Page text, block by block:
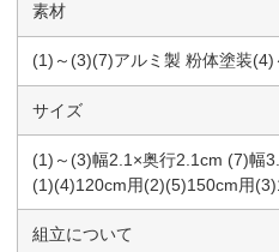
素材
(1)～(3)(7)アルミ製 粉体塗装(4)
サイズ
(1)～(3)幅2.1×奥行2.1cm (7)幅
(1)(4)120cm用(2)(5)150cm用
組立について